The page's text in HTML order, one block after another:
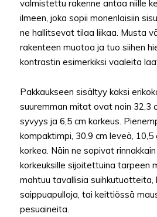
valmistettu rakenne antaa niille
ilmeen, joka sopii monenlaisiin
ne hallitsevat tilaa liikaa. Musta
rakenteen muotoa ja tuo siihen
kontrastin esimerkiksi vaaleita
Pakkaukseen sisältyy kaksi
suuremman mitat ovat noin 32,3
syvyys ja 6,5 cm korkeus.
kompaktimpi, 30,9 cm leveä, 10,5
korkea. Näin ne sopivat
korkeuksille sijoitettuina tarpeen
mahtuu tavallisia suihkutuotteita,
saippuapulloja, tai keittiössä
pesuaineita.